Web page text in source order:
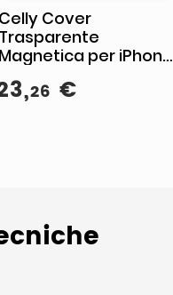
Celly Cover
Trasparente
Magnetica per iPhone
17 Pro
,26 €